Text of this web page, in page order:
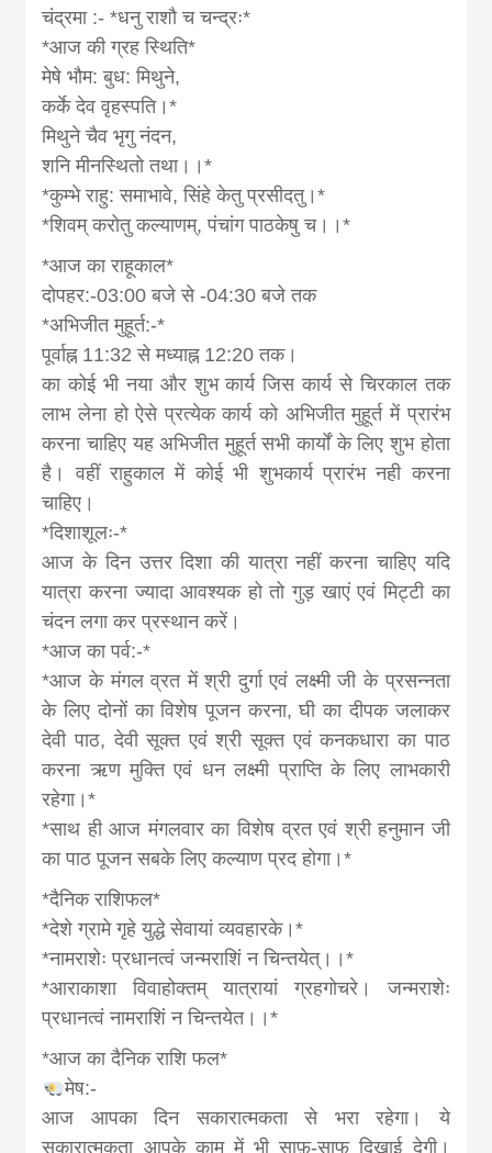
चंद्रमा :- *धनु राशौ च चन्द्रः*
*आज की ग्रह स्थिति*
मेषे भौम: बुध: मिथुने,
कर्के देव वृहस्पति।*
मिथुने चैव भृगु नंदन,
शनि मीनस्थितो तथा।।*
*कुम्भे राहु: समाभावे, सिंहे केतु प्रसीदतु।*
*शिवम् करोतु कल्याणम्, पंचांग पाठकेषु च।।*
*आज का राहूकाल*
दोपहर:-03:00 बजे से -04:30 बजे तक
*अभिजीत मुहूर्त:-*
पूर्वाह्न 11:32 से मध्याह्न 12:20 तक।
का कोई भी नया और शुभ कार्य जिस कार्य से चिरकाल तक
लाभ लेना हो ऐसे प्रत्येक कार्य को अभिजीत मुहूर्त में प्रारंभ
करना चाहिए यह अभिजीत मुहूर्त सभी कार्यों के लिए शुभ होता
है। वहीं राहुकाल में कोई भी शुभकार्य प्रारंभ नही करना
चाहिए।
*दिशाशूलः-*
आज के दिन उत्तर दिशा की यात्रा नहीं करना चाहिए यदि
यात्रा करना ज्यादा आवश्यक हो तो गुड़ खाएं एवं मिट्टी का
चंदन लगा कर प्रस्थान करें।
*आज का पर्व:-*
*आज के मंगल व्रत में श्री दुर्गा एवं लक्ष्मी जी के प्रसन्नता
के लिए दोनों का विशेष पूजन करना, घी का दीपक जलाकर
देवी पाठ, देवी सूक्त एवं श्री सूक्त एवं कनकधारा का पाठ
करना ऋण मुक्ति एवं धन लक्ष्मी प्राप्ति के लिए लाभकारी
रहेगा।*
*साथ ही आज मंगलवार का विशेष व्रत एवं श्री हनुमान जी
का पाठ पूजन सबके लिए कल्याण प्रद होगा।*
*दैनिक राशिफल*
*देशे ग्रामे गृहे युद्धे सेवायां व्यवहारके।*
*नामराशेः प्रधानत्वं जन्मराशिं न चिन्तयेत्।।*
*आराकाशा विवाहोक्तम् यात्रायां ग्रहगोचरे। जन्मराशेः
प्रधानत्वं नामराशिं न चिन्तयेत।।*
*आज का दैनिक राशि फल*
मेष:-
आज आपका दिन सकारात्मकता से भरा रहेगा। ये
सकारात्मकता आपके काम में भी साफ़-साफ दिखाई देगी।